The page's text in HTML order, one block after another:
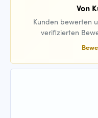
Von
Kunden bewerten
verifizierten